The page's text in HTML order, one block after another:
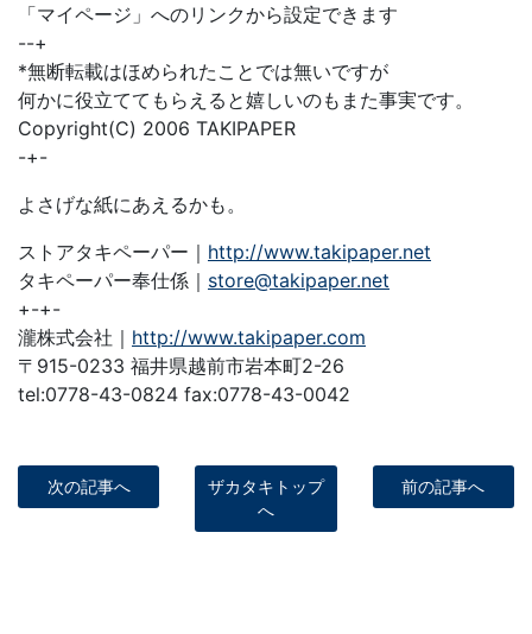
「マイページ」へのリンクから設定できます
--+
*無断転載はほめられたことでは無いですが
何かに役立ててもらえると嬉しいのもまた事実です。
Copyright(C) 2006 TAKIPAPER
-+-
よさげな紙にあえるかも。
ストアタキペーパー｜ http://www.takipaper.net
タキペーパー奉仕係｜ store@takipaper.net
+-+-
瀧株式会社｜ http://www.takipaper.com
〒915-0233 福井県越前市岩本町2-26
tel:0778-43-0824 fax:0778-43-0042
次の記事へ
ザカタキトップ
へ
前の記事へ